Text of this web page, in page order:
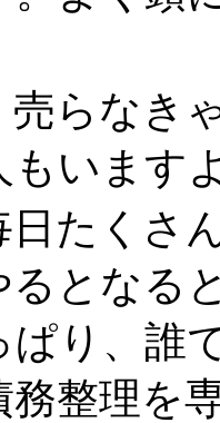
売らなき
もいます
日たくさ
るとなる
ぱり、誰
務整理を